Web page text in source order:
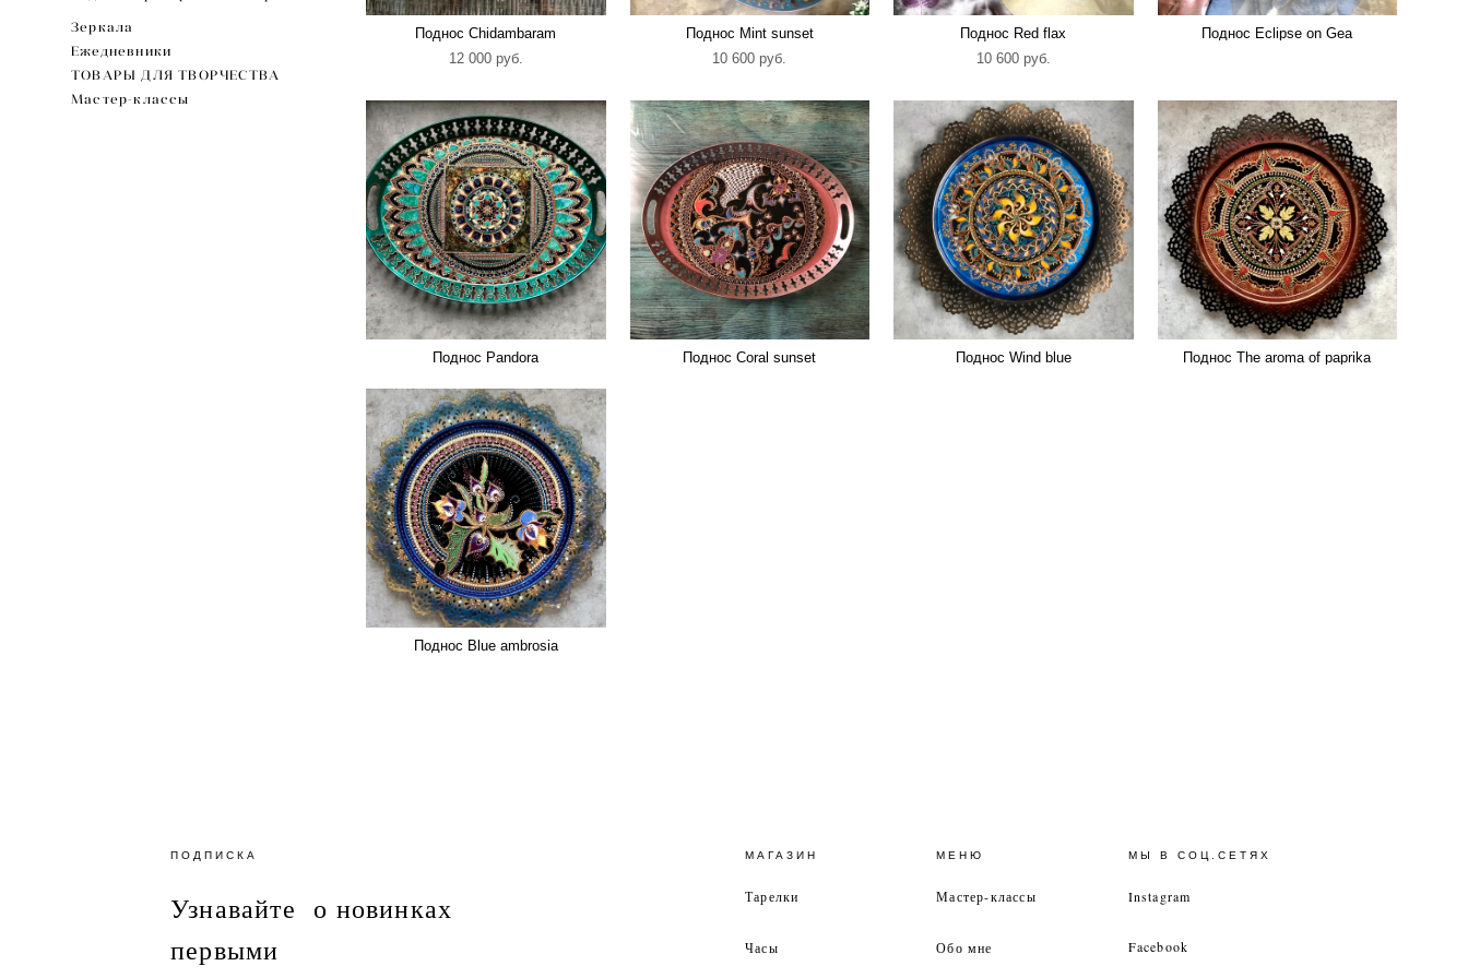
Зеркала
Ежедневники
ТОВАРЫ ДЛЯ ТВОРЧЕСТВА
Мастер-классы
Поднос Chidambaram
12 000 pуб.
Поднос Mint sunset
10 600 pуб.
Поднос Red flax
10 600 pуб.
Поднос Еclipse on Gea
Поднос Pandora Поднос Сoral sunset Поднос Wind blue Поднос Тhe aroma of paprika
Поднос Blue ambrosia
ПОДПИСКА
Узнавайте о новинках
первыми
МАГАЗИН
Тарелки
Часы
МЕНЮ
Мастер-классы
Обо мне
МЫ В СОЦ.СЕТЯХ
Instagram
Facebook